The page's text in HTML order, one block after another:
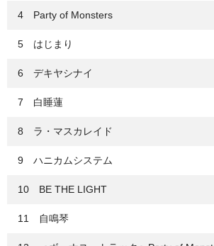
4 Party of Monsters
5 はじまり
6 デキヤシナイ
7 白睡蓮
8 ラ・マスカレイド
9 ハニカムシステム
10 BE THE LIGHT
11 自鳴琴